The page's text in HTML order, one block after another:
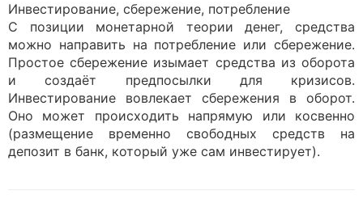
Инвестирование, сбережение, потребление
С позиции монетарной теории денег, средства
можно направить на потребление или сбережение.
Простое сбережение изымает средства из оборота
и создаёт предпосылки для кризисов.
Инвестирование вовлекает сбережения в оборот.
Оно может происходить напрямую или косвенно
(размещение временно свободных средств на
депозит в банк, который уже сам инвестирует).